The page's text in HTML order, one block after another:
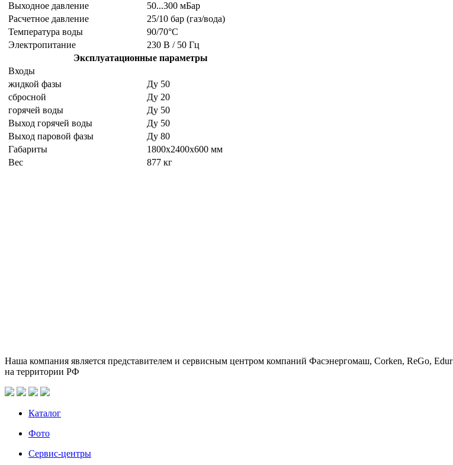
Выходное давление
50...300 мБар
Расчетное давление
25/10 бар (газ/вода)
Температура воды
90/70°C
Электропитание
230 В / 50 Гц
Эксплуатационные параметры
Входы
жидкой фазы
Ду 50
сбросной
Ду 20
горячей воды
Ду 50
Выход горячей воды
Ду 50
Выход паровой фазы
Ду 80
Габариты
1800х2400х600 мм
Вес
877 кг
Наша компания является представителем и сервисным центром компаний Фасэнергомаш, Corken, ReGo, Edur
на территории РФ
Каталог
Фото
Сервис-центры